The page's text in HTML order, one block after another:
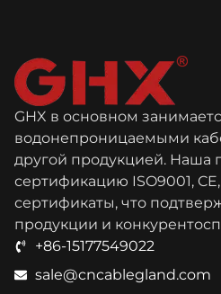
GHX в основном
водонепроницаемыми
другой продукцией. Наша
сертификацию ISO9001,
сертификаты, что
продукции и
+86-15177549022
sale@cncablegland.com